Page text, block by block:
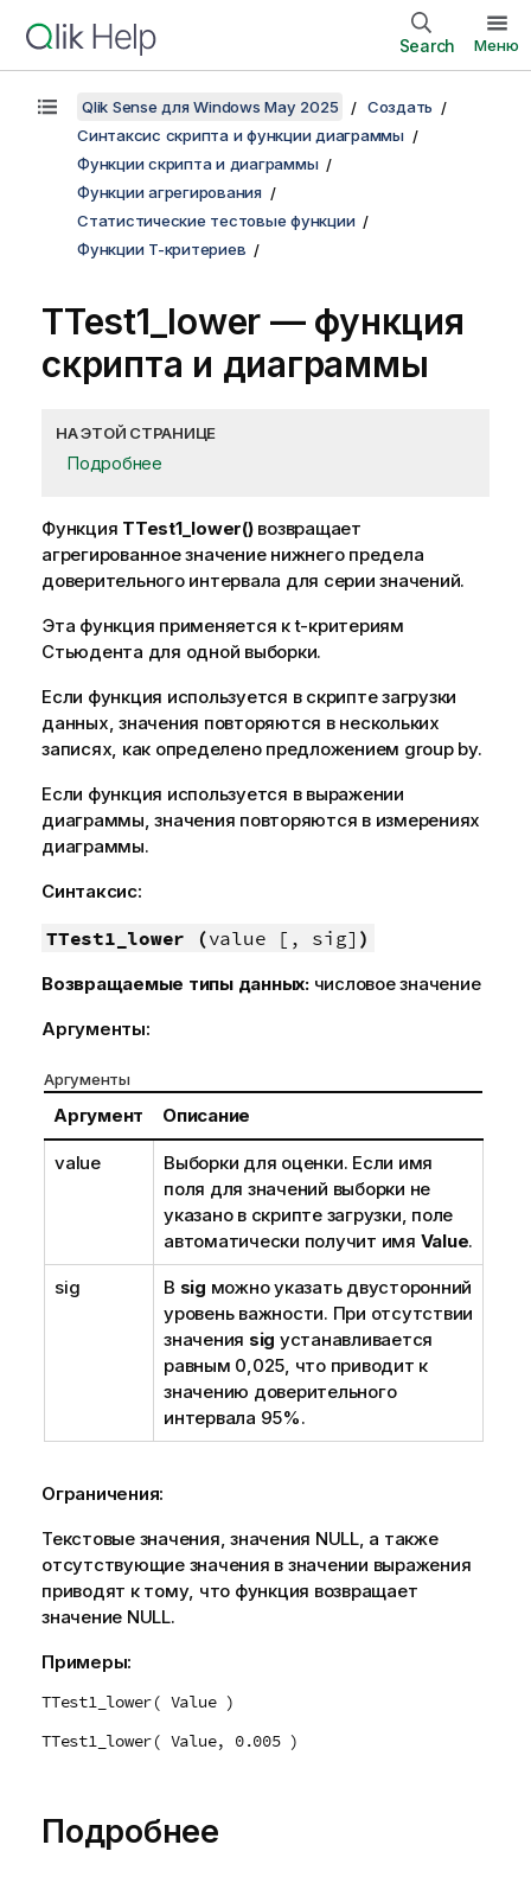
Search Меню
Qlik Sense для Windows May 2025
Создать
Синтаксис скрипта и функции диаграммы
Функции скрипта и диаграммы
Функции агрегирования
Статистические тестовые функции
Функции T-критериев
TTest1_lower — функция
скриптa и диаграммы
НА ЭТОЙ СТРАНИЦЕ
Подробнее
Функция TTest1_lower()возвращает
агрегированное значение нижнего предела
доверительного интервала для серии значений.
Эта функция применяется к t-критериям
Стьюдента для одной выборки.
Если функция используется в скрипте загрузки
данных, значения повторяются в нескольких
записях, как определено предложением group by.
Если функция используется в выражении
диаграммы, значения повторяются в измерениях
диаграммы.
Синтаксис:
TTest1_lower (value [, sig] )
Возвращаемые типы данных: числовое значение
Аргументы:
Аргументы
Аргумент Описание
value
Выборки для оценки. Если имя
поля для значений выборки не
указано в скрипте загрузки, поле
автоматически получит имя Value.
sig В sig можно указать двусторонний
уровень важности. При отсутствии
значения sig устанавливается
равным 0,025, что приводит к
значению доверительного
интервала 95%.
Ограничения:
Текстовые значения, значения NULL, а также
отсутствующие значения в значении выражения
приводят к тому, что функция возвращает
значение NULL.
Примеры:
TTest1_lower( Value )
TTest1_lower( Value, 0.005 )
Подробнее